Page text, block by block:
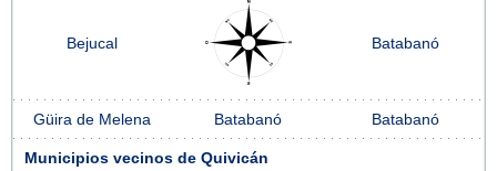
Bejucal Batabanó
Güira de Melena Batabanó Batabanó
Municipios vecinos de Quivicán